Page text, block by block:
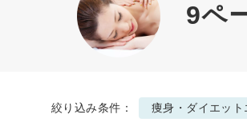
9ペ
絞り込み条件： 痩身・ダイエット